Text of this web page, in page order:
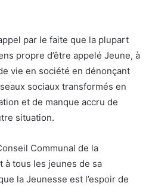
par le faite que la plupart
propre d’être appelé Jeune, à
vie en société en dénonçant
sociaux transformés en
et de manque accru de
situation.
Communal de la
à tous les jeunes de sa
la Jeunesse est l’espoir de